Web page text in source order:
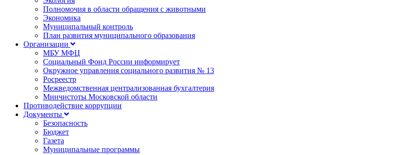
Полномочия в области обращения с животными
Экономика
Муниципальный контроль
План развития муниципального образования
Организации
МБУ МФЦ
Социальный Фонд России информирует
Окружное управления социального развития № 13
Росреестр
Межведомственная централизованная бухгалтерия
Минчистоты Московской области
Противодействие коррупции
Документы
Безопасность
Бюджет
Газета
Муниципальные программы